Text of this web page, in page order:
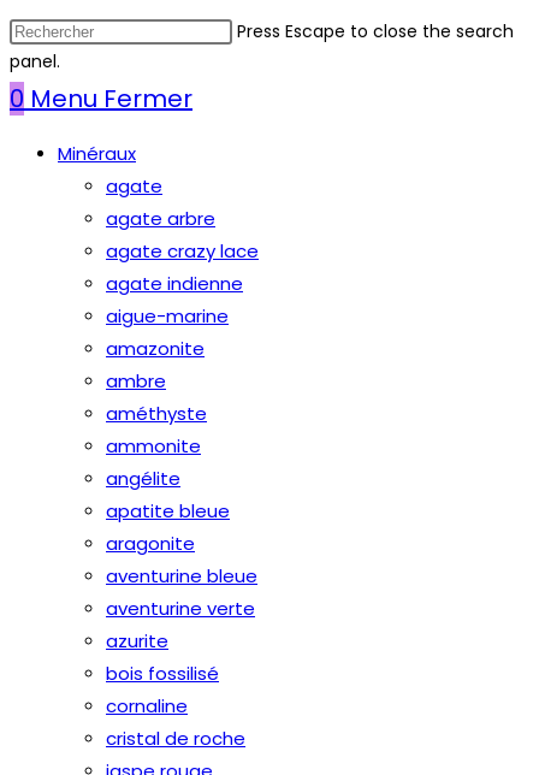
Press Escape to close the search
panel.
0 Menu Fermer
Minéraux
agate
agate arbre
agate crazy lace
agate indienne
aigue-marine
amazonite
ambre
améthyste
ammonite
angélite
apatite bleue
aragonite
aventurine bleue
aventurine verte
azurite
bois fossilisé
cornaline
cristal de roche